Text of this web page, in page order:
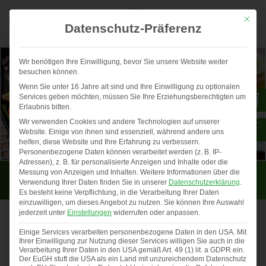
Rezepte rund um Huhn und Ei
Gewinner Fotowettbewerb 2025
Auch in diesem Jahr haben uns …
Previous
Mit
Datenschutz-Präferenz
Wir benötigen Ihre Einwilligung, bevor Sie unsere Website weiter
besuchen können.
Wenn Sie unter 16 Jahre alt sind und Ihre Einwilligung zu optionalen
Services geben möchten, müssen Sie Ihre Erziehungsberechtigten um
Erlaubnis bitten.
Wir verwenden Cookies und andere Technologien auf unserer
Website. Einige von ihnen sind essenziell, während andere uns
helfen, diese Website und Ihre Erfahrung zu verbessern.
Personenbezogene Daten können verarbeitet werden (z. B. IP-
Adressen), z. B. für personalisierte Anzeigen und Inhalte oder die
Messung von Anzeigen und Inhalten. Weitere Informationen über die
Verwendung Ihrer Daten finden Sie in unserer Datenschutzerklärung.
Es besteht keine Verpflichtung, in die Verarbeitung Ihrer Daten
einzuwilligen, um dieses Angebot zu nutzen. Sie können Ihre Auswahl
jederzeit unter Einstellungen widerrufen oder anpassen.
Einige Services verarbeiten personenbezogene Daten in den USA. Mit
Ihrer Einwilligung zur Nutzung dieser Services willigen Sie auch in die
Verarbeitung Ihrer Daten in den USA gemäß Art. 49 (1) lit. a GDPR ein.
Der EuGH stuft die USA als ein Land mit unzureichendem Datenschutz